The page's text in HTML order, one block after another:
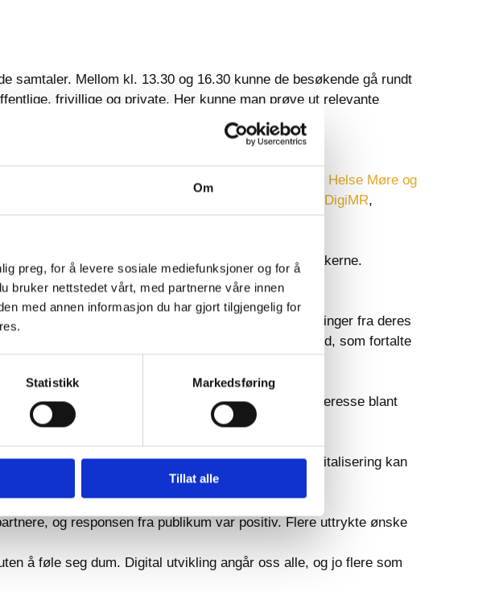
Om
preg, for å levere sosiale mediefunksjoner og for å
bruker nettstedet vårt, med partnerne våre innen
med annen informasjon du har gjort tilgjengelig for
Statistikk Markedsføring
Tillat alle
samtaler. Mellom kl. 13.30 og 16.30 kunne de besøkende gå rundt
frivillige og private. Her kunne man prøve ut relevante
fra digitale banktjenester til velferdsteknologi.
Lærings- og mestringssenteret ved Helse Møre og
DigiMR,
fungerer. Jeg lærte mye nytt i dag, sa en av deltakerne.
fra Teknologiløftet i Lillestrøm kommune dele erfaringer fra deres
også høre fra Erik Ingebrigtsen og Hege Anmarkrud, som fortalte
og Smart Hjelpemiddelforvaltning.
fra et brukerperspektiv – noe som skapte stor interesse blant
ble flere gode innspill og samtaler om hvordan digitalisering kan
og responsen fra publikum var positiv. Flere uttrykte ønske
å føle seg dum. Digital utvikling angår oss alle, og jo flere som